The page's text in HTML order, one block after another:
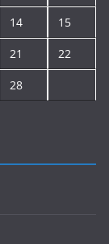
14 15
21 22
28